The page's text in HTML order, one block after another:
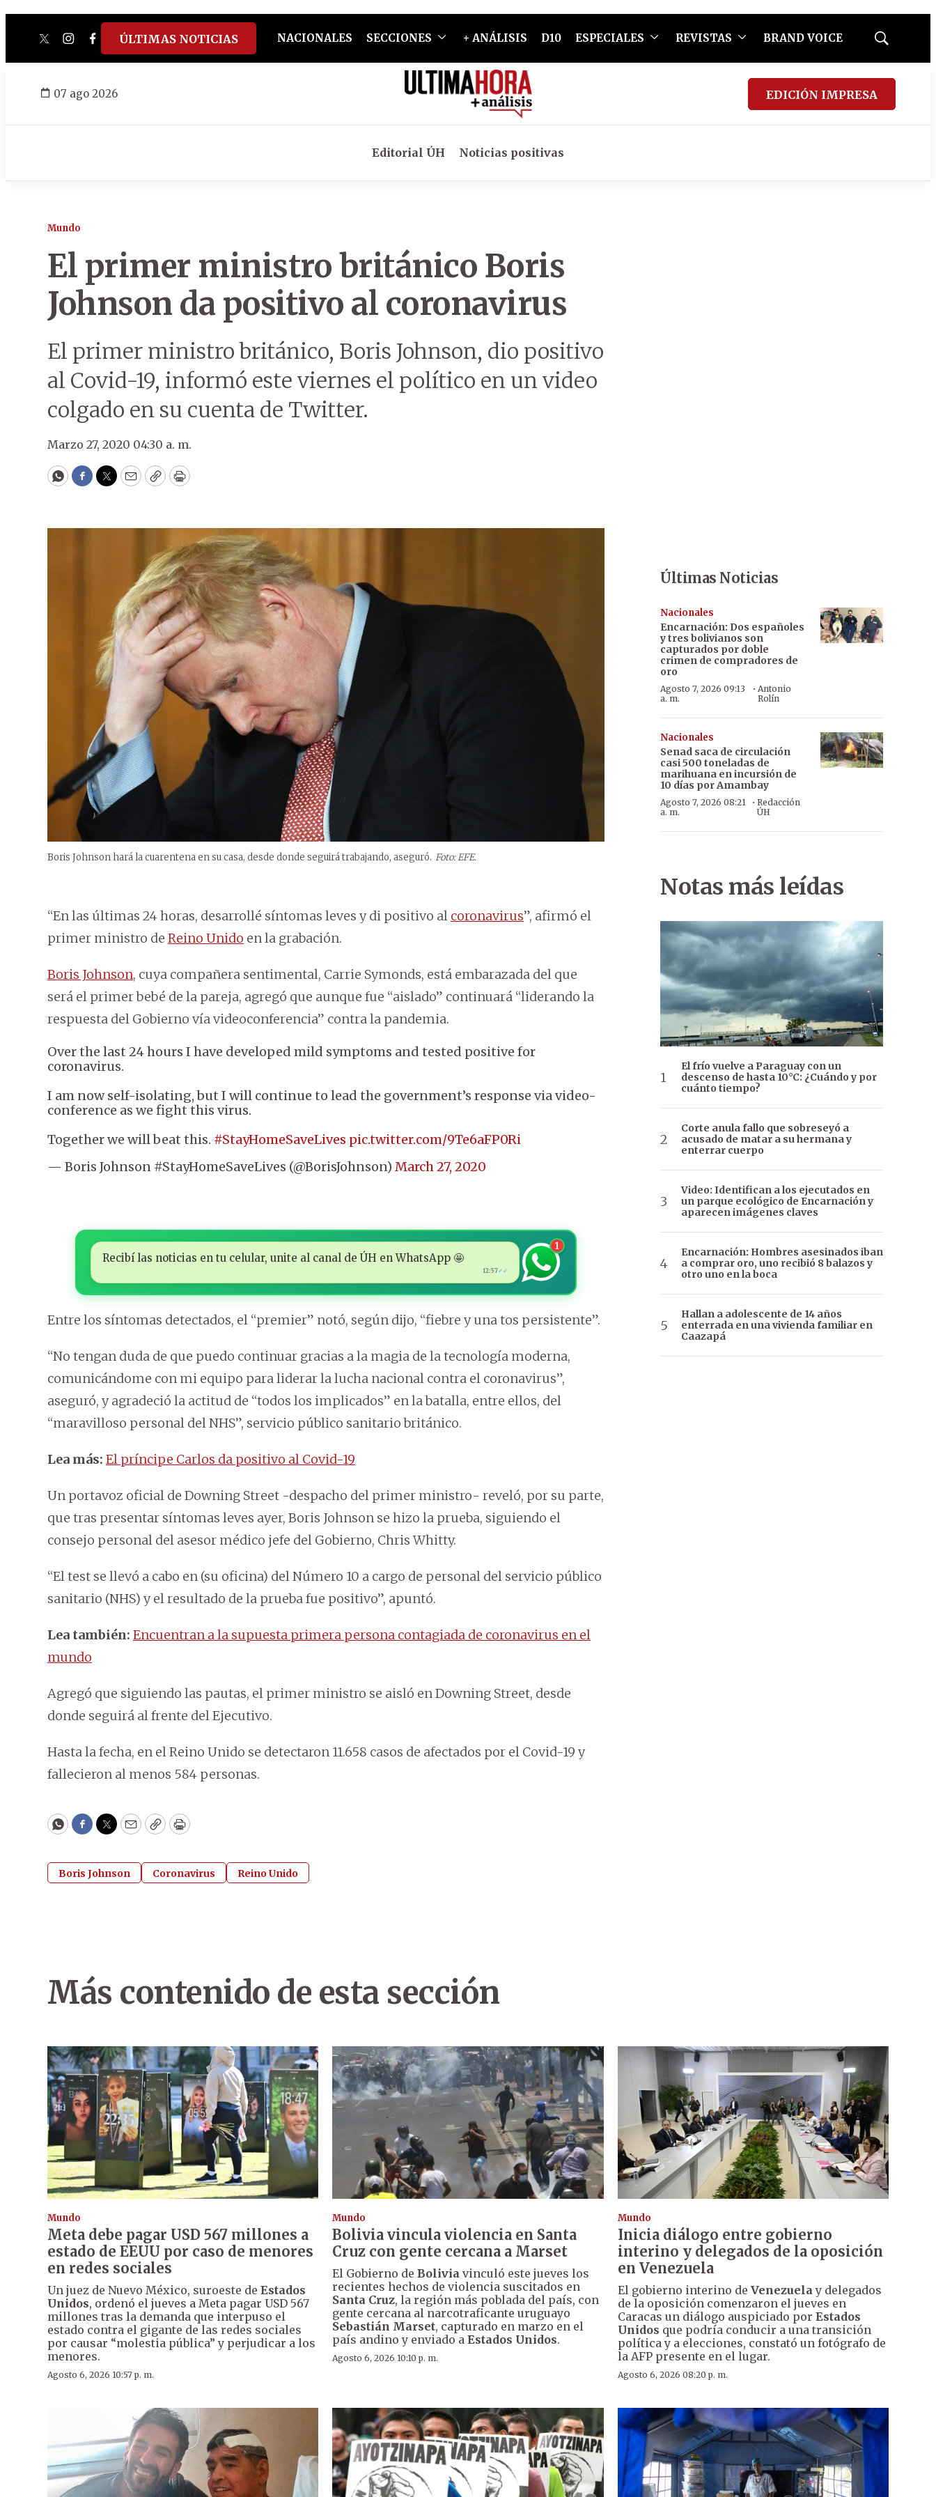
twitterinstagram
facebook
tiktokyoutube
spotify
ÚLTIMAS NOTICIAS NACIONALES SECCIONES + ANÁLISIS D10 ESPECIALES REVISTAS BRAND VOICE
Mostrar
07 ago 2026 EDICIÓN IMPRESA
Editorial ÚH Noticias positivas
Mundo
El primer ministro británico Boris
Johnson da positivo al coronavirus
El primer ministro británico, Boris Johnson, dio positivo
al Covid-19, informó este viernes el político en un video
colgado en su cuenta de Twitter.
Marzo 27, 2020 04:30 a. m.
WhatsApp
Facebook
Twitter
EmailCopyPrint
Boris Johnson hará la cuarentena en su casa, desde donde seguirá trabajando, aseguró. Foto: EFE.
“En las últimas 24 horas, desarrollé síntomas leves y di positivo al coronavirus”, afirmó el
primer ministro de Reino Unido en la grabación.
Boris Johnson, cuya compañera sentimental, Carrie Symonds, está embarazada del que
será el primer bebé de la pareja, agregó que aunque fue “aislado” continuará “liderando la
respuesta del Gobierno vía videoconferencia” contra la pandemia.
Over the last 24 hours I have developed mild symptoms and tested positive for
coronavirus.
I am now self-isolating, but I will continue to lead the government’s response via video-
conference as we fight this virus.
Together we will beat this. #StayHomeSaveLives pic.twitter.com/9Te6aFP0Ri
— Boris Johnson #StayHomeSaveLives (@BorisJohnson) March 27, 2020
Recibí las noticias en tu celular, unite al canal de ÚH en WhatsApp 🤩
12:57✓✓
1
Entre los síntomas detectados, el “premier” notó, según dijo, “fiebre y una tos persistente”.
“No tengan duda de que puedo continuar gracias a la magia de la tecnología moderna,
comunicándome con mi equipo para liderar la lucha nacional contra el coronavirus”,
aseguró, y agradeció la actitud de “todos los implicados” en la batalla, entre ellos, del
“maravilloso personal del NHS”, servicio público sanitario británico.
Lea más: El príncipe Carlos da positivo al Covid-19
Un portavoz oficial de Downing Street -despacho del primer ministro- reveló, por su parte,
que tras presentar síntomas leves ayer, Boris Johnson se hizo la prueba, siguiendo el
consejo personal del asesor médico jefe del Gobierno, Chris Whitty.
“El test se llevó a cabo en (su oficina) del Número 10 a cargo de personal del servicio público
sanitario (NHS) y el resultado de la prueba fue positivo”, apuntó.
Lea también: Encuentran a la supuesta primera persona contagiada de coronavirus en el
mundo
Agregó que siguiendo las pautas, el primer ministro se aisló en Downing Street, desde
donde seguirá al frente del Ejecutivo.
Hasta la fecha, en el Reino Unido se detectaron 11.658 casos de afectados por el Covid-19 y
fallecieron al menos 584 personas.
WhatsApp
Facebook
Twitter
EmailCopyPrint
Boris Johnson Coronavirus Reino Unido
Últimas Noticias
Nacionales
Encarnación: Dos españoles
y tres bolivianos son
capturados por doble
crimen de compradores de
oro
Agosto 7, 2026 09:13
a. m.
·Antonio
Rolín
Nacionales
Senad saca de circulación
casi 500 toneladas de
marihuana en incursión de
10 días por Amambay
Agosto 7, 2026 08:21
a. m.
·Redacción
ÚH
Notas más leídas
El frío vuelve a Paraguay con un
descenso de hasta 10°C: ¿Cuándo y por
cuánto tiempo?
Corte anula fallo que sobreseyó a
acusado de matar a su hermana y
enterrar cuerpo
Video: Identifican a los ejecutados en
un parque ecológico de Encarnación y
aparecen imágenes claves
Encarnación: Hombres asesinados iban
a comprar oro, uno recibió 8 balazos y
otro uno en la boca
Hallan a adolescente de 14 años
enterrada en una vivienda familiar en
Caazapá
Más contenido de esta sección
Mundo
Meta debe pagar USD 567 millones a
estado de EEUU por caso de menores
en redes sociales
Un juez de Nuevo México, suroeste de Estados
Unidos, ordenó el jueves a Meta pagar USD 567
millones tras la demanda que interpuso el
estado contra el gigante de las redes sociales
por causar “molestia pública” y perjudicar a los
menores.
Agosto 6, 2026 10:57 p. m.
Mundo
Bolivia vincula violencia en Santa
Cruz con gente cercana a Marset
El Gobierno deBolivia vinculó este jueves los
recientes hechos de violencia suscitados en
Santa Cruz, la región más poblada del país, con
gente cercana al narcotraficante uruguayo
Sebastián Marset, capturado en marzo en el
país andino y enviado aEstados Unidos.
Agosto 6, 2026 10:10 p. m.
Mundo
Inicia diálogo entre gobierno
interino y delegados de la oposición
en Venezuela
El gobierno interino de Venezuelay delegados
de la oposición comenzaron el jueves en
Caracas un diálogo auspiciado por Estados
Unidos que podría conducir a una transición
política y a elecciones, constató un fotógrafo de
la AFP presente en el lugar.
Agosto 6, 2026 08:20 p. m.